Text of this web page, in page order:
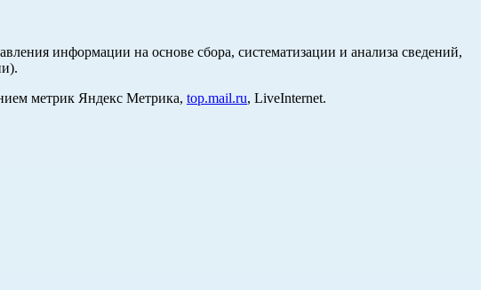
информации на основе сбора, систематизации и анализа сведений,
метрик Яндекс Метрика, top.mail.ru, LiveInternet.